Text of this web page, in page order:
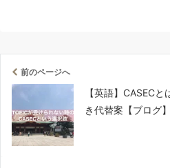
前のページへ
【英語】CASEC
き代替案【ブログ】